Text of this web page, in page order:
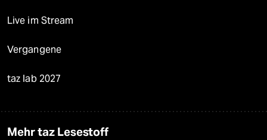
Live im Stream
Vergangene
taz lab 2027
Mehr taz Lesestoff